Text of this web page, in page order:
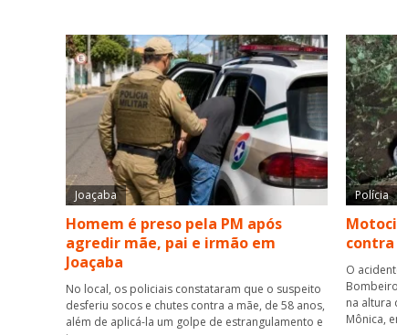
Joaçaba
Homem é preso pela PM após
agredir mãe, pai e irmão em
Joaçaba
No local, os policiais constataram que o suspeito
desferiu socos e chutes contra a mãe, de 58 anos,
além de aplicá-la um golpe de estrangulamento e
Polícia
contra
O
na altura
Mônica,